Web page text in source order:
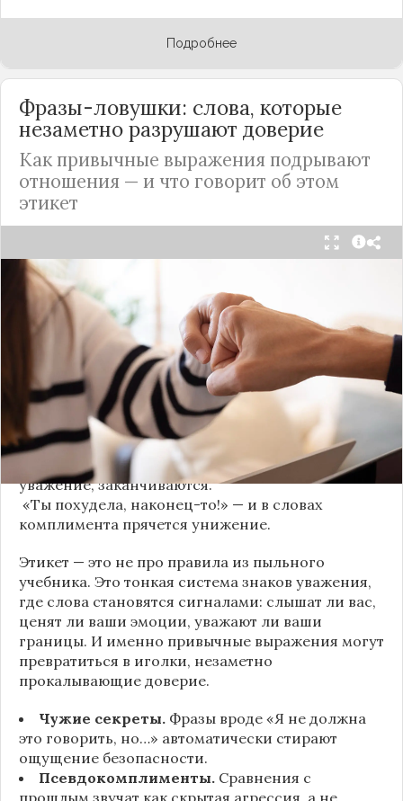
Подробнее
Фразы-ловушки: слова, которые
незаметно разрушают доверие
Как привычные выражения подрывают
отношения — и что говорит об этом
этикет
Мы часто думаем, что доверие рушится из-за
серьёзных предательств. Но на самом деле оно
трещит по швам гораздо раньше — в момент,
когда в разговоре звучит невинная на первый
взгляд фраза. Подробнее об этом рассказывает
«Этикет и психология общения» на Дзене.
«Да я никому не расскажу, правда». И через пару
дней вашу историю пересказывает другой
человек.
«Хватит ныть» — и разговор, а вместе с ним
уважение, заканчиваются.
«Ты похудела, наконец-то!» — и в словах
комплимента прячется унижение.
Этикет — это не про правила из пыльного
учебника. Это тонкая система знаков уважения,
где слова становятся сигналами: слышат ли вас,
ценят ли ваши эмоции, уважают ли ваши
границы. И именно привычные выражения могут
превратиться в иголки, незаметно
прокалывающие доверие.
Чужие секреты. Фразы вроде «Я не должна
это говорить, но…» автоматически стирают
ощущение безопасности.
Псевдокомплименты. Сравнения с
прошлым звучат как скрытая агрессия, а не